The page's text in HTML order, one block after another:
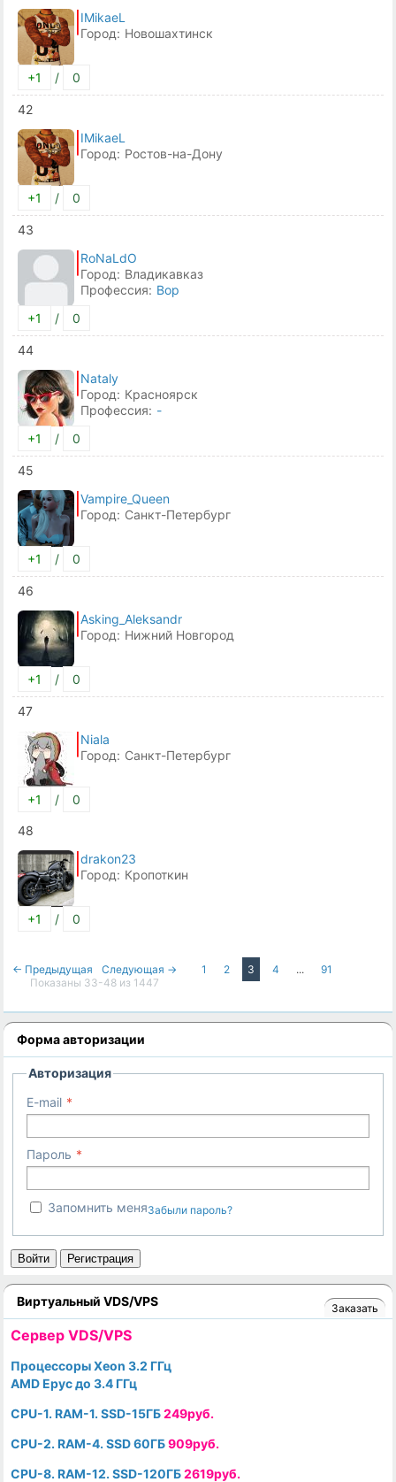
IMikaeL
Город: Новошахтинск
+1 / 0
42
IMikaeL
Город: Ростов-на-Дону
+1 / 0
43
RoNaLdO
Город: Владикавказ
Профессия: Вор
+1
/ 0
44
Nataly
Город: Красноярск
Профессия: -
+1
/ 0
45
Vampire_Queen
Город: Санкт-Петербург
+1 / 0
46
Asking_Aleksandr
Город: Нижний Новгород
+1 / 0
47
Niala
Город: Санкт-Петербург
+1 / 0
48
drakon23
Город: Кропоткин
+1 / 0
← Предыдущая Следующая → 1 2 3 4 ...
91
Показаны 33-48 из 1447
Форма авторизации
Авторизация
E-mail
Пароль
Запомнить меняЗабыли пароль?
Войти Регистрация
Виртуальный VDS/VPS Заказать
Cервер VDS/VPS
Процессоры Xeon 3.2 ГГц
AMD Epyc до 3.4 ГГц
CPU-1. RAM-1. SSD-15ГБ249руб.
CPU-2. RAM-4. SSD 60ГБ909руб.
CPU-8. RAM-12. SSD-120ГБ2619руб.